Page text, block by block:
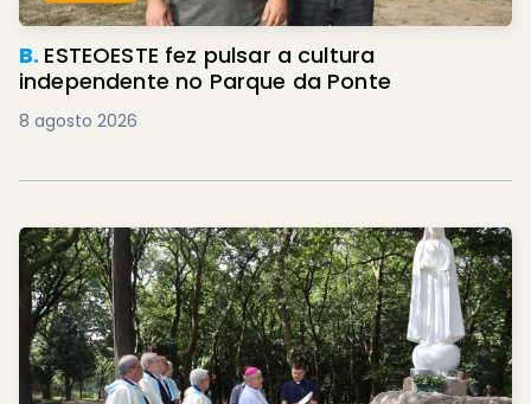
B. ESTEOESTE fez pulsar a cultura
independente no Parque da Ponte
8 agosto 2026